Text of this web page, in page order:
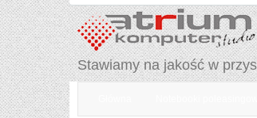
Stawiamy na jakość w